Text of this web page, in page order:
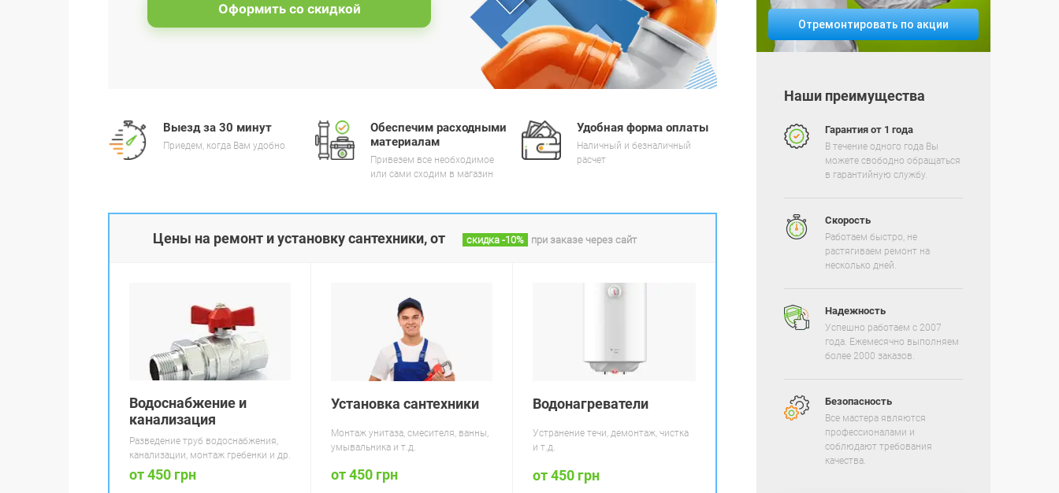
Оформить со скидкой
Выезд за 30 минут
Приедем, когда Вам удобно
Обеспечим расходными
материалам
Привезем все необходимое
или сами сходим в магазин
Удобная форма оплаты
Наличный и безналичный
расчет
Цены на ремонт и установку сантехники, от скидка -10% при заказе через сайт
Водоснабжение и
канализация
Разведение труб водоснабжения,
канализации, монтаж гребенки и др.
от 450 грн
Установка сантехники
Монтаж унитаза, смесителя, ванны,
умывальника и т.д.
от 450 грн
Водонагреватели
Устранение течи, демонтаж, чистка
и т.д.
от 450 грн
Отремонтировать по акции
Наши преимущества
Гарантия от 1 года
В течение одного года Вы
можете свободно обращаться
в гарантийную службу.
Скорость
Работаем быстро, не
растягиваем ремонт на
несколько дней.
Надежность
Успешно работаем с 2007
года. Ежемесячно выполняем
более 2000 заказов.
Безопасность
Все мастера являются
профессионалами и
соблюдают требования
качества.